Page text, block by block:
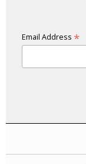
Email Address *